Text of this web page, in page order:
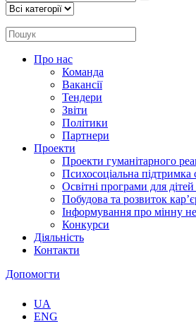
Про нас
Команда
Вакансії
Тендери
Звіти
Політики
Партнери
Проекти
Проекти гуманітарного
Психосоціальна підтримка
Освітні програми для дітей
Побудова та розвиток
Інформування про мінну
Конкурси
Діяльність
Контакти
Допомогти
UA
ENG